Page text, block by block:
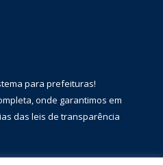
para prefeituras!
onde garantimos em
das leis de transparência